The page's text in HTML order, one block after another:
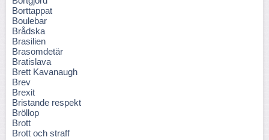
Borttappat
Boulebar
Brådska
Brasilien
Brasomdetär
Bratislava
Brett Kavanaugh
Brev
Brexit
Bristande respekt
Bröllop
Brott
Brott och straff